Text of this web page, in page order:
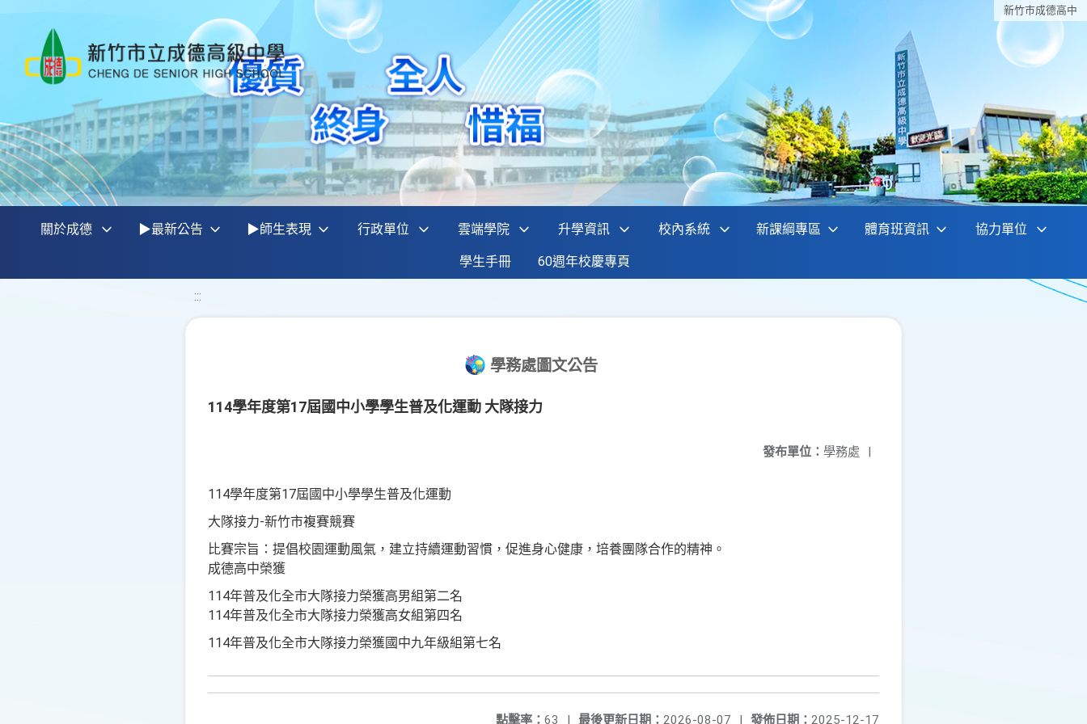
新竹巿成德高中
關於成德 ▶最新公告 ▶師生表現 行政單位 雲端學院 升學資訊 校內系統 新課綱專區 體育班資訊 協力單位
學生手冊 60週年校慶專頁
:::
學務處圖文公告
114學年度第17屆國中小學學生普及化運動 大隊接力
發布單位： 學務處 |
114學年度第17屆國中小學學生普及化運動
大隊接力-新竹市複賽競賽
比賽宗旨：提倡校園運動風氣，建立持續運動習慣，促進身心健康，培養團隊合作的精神。
成德高中榮獲
114年普及化全市大隊接力榮獲高男組第二名
114年普及化全市大隊接力榮獲高女組第四名
114年普及化全市大隊接力榮獲國中九年級組第七名
發佈日期： 2025-12-17
最後更新日期： 2026-08-07 |
點擊率： 63 |